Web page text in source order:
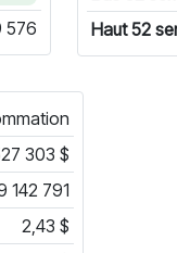
576
Haut 52
303 $
142 791
2,43 $